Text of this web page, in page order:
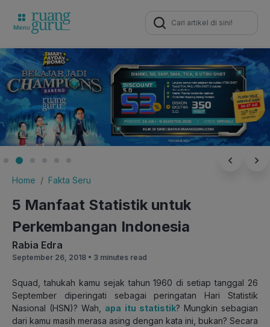
Search
for:
Home Fakta Seru
5 Manfaat Statistik untuk
Perkembangan Indonesia
Rabia Edra
September 26, 2018 • 3 minutes read
Squad, tahukah kamu sejak tahun 1960 di setiap tanggal 26
September diperingati sebagai peringatan Hari Statistik
Nasional (HSN)? Wah, apa itu statistik? Mungkin sebagian
dari kamu masih merasa asing dengan kata ini, bukan? Secara